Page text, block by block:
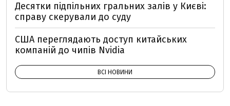
Десятки підпільних гральних залів у Києві:
справу скерували до суду
США переглядають доступ китайських
компаній до чипів Nvidia
ВСІ НОВИНИ